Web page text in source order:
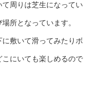
て周りは芝生になってい
所となっています。
敷いて滑ってみたりボ
にいても楽しめるので